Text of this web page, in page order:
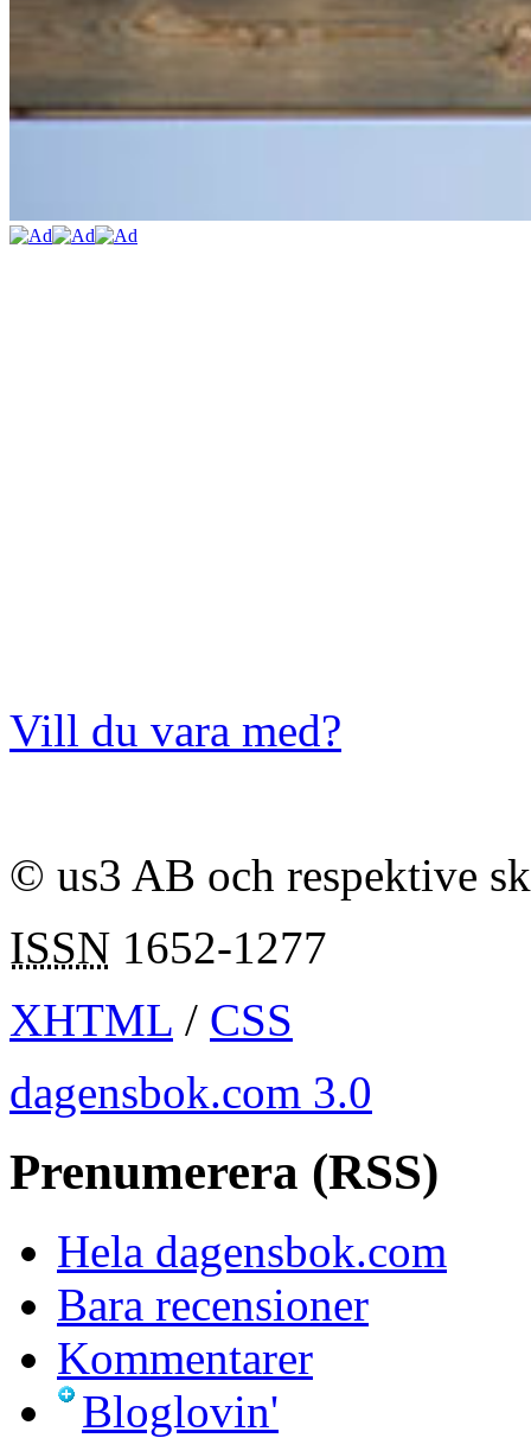
Vill du vara med?
© us3 AB och respektive
ISSN 1652-1277
XHTML / CSS
dagensbok.com 3.0
Prenumerera (RSS)
Hela dagensbok.com
Bara recensioner
Kommentarer
Bloglovin'